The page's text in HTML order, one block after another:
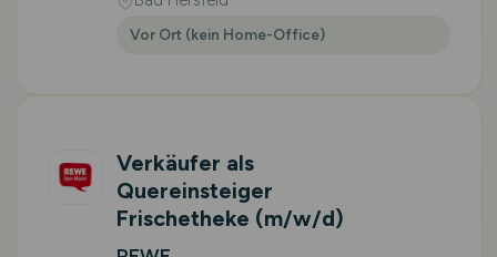
Vor Ort (kein Home-Office)
Verkäufer als
Quereinsteiger
Frischetheke (m/w/d)